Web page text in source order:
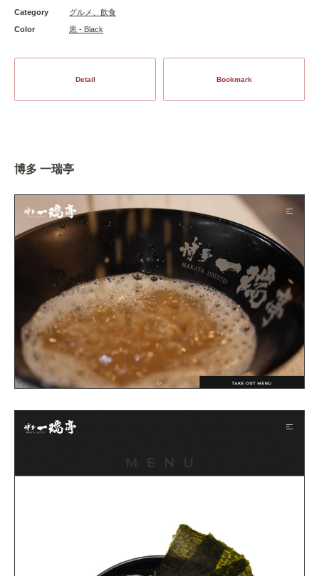
Category
グルメ、飲食
Color
黒 - Black
Detail Bookmark
博多 一瑞亭